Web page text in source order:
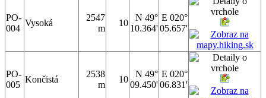
PO-
004
Vysoká
2547
m
10
N 49°
10.364'
E 020°
05.657'
PO-
005
Končistá
2538
m
10
N 49°
09.450'
E 020°
06.831'